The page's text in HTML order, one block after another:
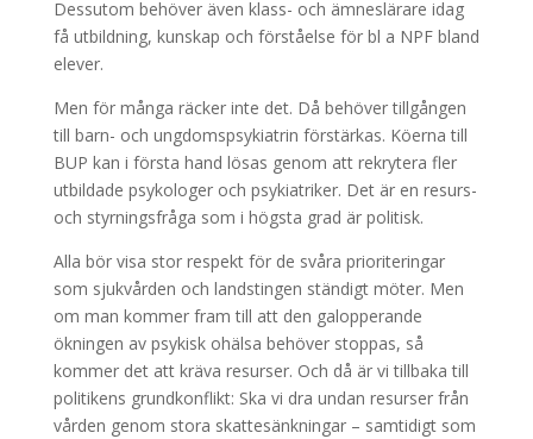
Dessutom behöver även klass- och ämneslärare idag
få utbildning, kunskap och förståelse för bl a NPF bland
elever.
Men för många räcker inte det. Då behöver tillgången
till barn- och ungdomspsykiatrin förstärkas. Köerna till
BUP kan i första hand lösas genom att rekrytera fler
utbildade psykologer och psykiatriker. Det är en resurs-
och styrningsfråga som i högsta grad är politisk.
Alla bör visa stor respekt för de svåra prioriteringar
som sjukvården och landstingen ständigt möter. Men
om man kommer fram till att den galopperande
ökningen av psykisk ohälsa behöver stoppas, så
kommer det att kräva resurser. Och då är vi tillbaka till
politikens grundkonflikt: Ska vi dra undan resurser från
vården genom stora skattesänkningar – samtidigt som